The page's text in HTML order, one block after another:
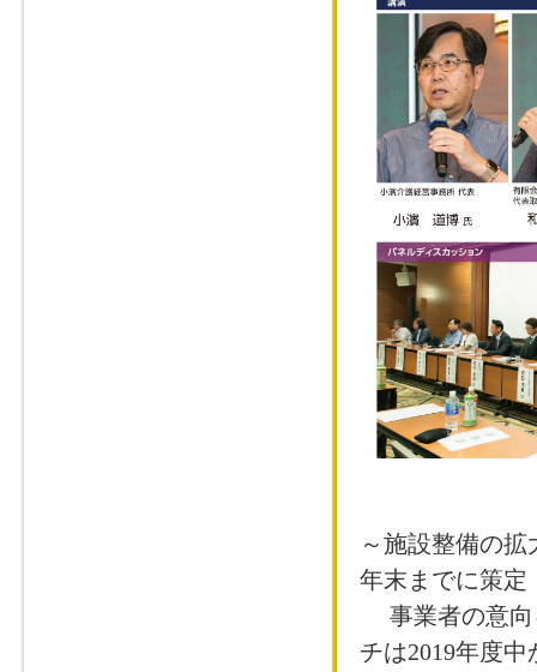
ポジウム」
2017年5月26日(
の取締役・事業
2017年4月『財
のみ』国立大学
主光氏
2017年3月20日
2016年8月22日(
2016年5月29日
2016年5月28日(
2016年5月17日(
法人創設セミナー
～施設整備の
年末までに策定
事業者の意向
チは2019年度中